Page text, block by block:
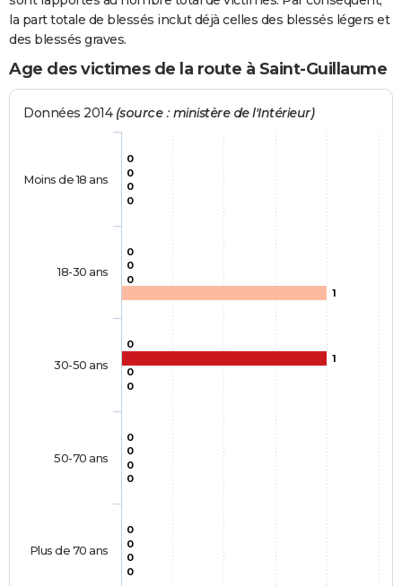
la part totale de blessés inclut déjà celles des blessés légers et
des blessés graves.
Age des victimes de la route à Saint-Guillaume
Données 2014 (source : ministère de l'Intérieur)
0
0
0
0
0
0
0
1
0
0
0
0
0
0
0
0
1
0
0
0
Moins de 18 ans
18-30 ans
30-50 ans
50-70 ans
Plus de 70 ans